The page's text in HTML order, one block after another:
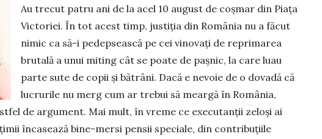
Au trecut patru ani de la acel 10 august de coșmar din Piața
Victoriei. În tot acest timp, justiția din Ro­mânia nu a făcut
nimic ca să-i pedepsească pe cei vino­vați de reprimarea
brutală a unui miting cât se poate de paș­nic, la care luau
parte sute de co­pii și bătrâni. Dacă e nevoie de o do­vadă că
lucrurile nu merg cum ar trebui să meargă în România,
de argu­ment. Mai mult, în vreme ce executanții ze­loși ai
înca­sea­ză bine-mersi pensii speciale, din con­tri­buțiile